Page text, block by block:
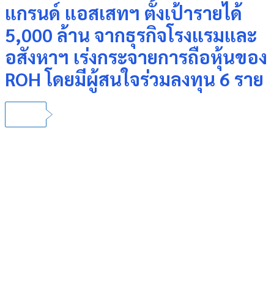
แกรนด์ แอสเสทฯ ตั้งเป้ารายได้
5,000 ล้าน จากธุรกิจโรงแรมและ
อสังหาฯ เร่งกระจายการถือหุ้นของ
ROH โดยมีผู้สนใจร่วมลงทุน 6 ราย